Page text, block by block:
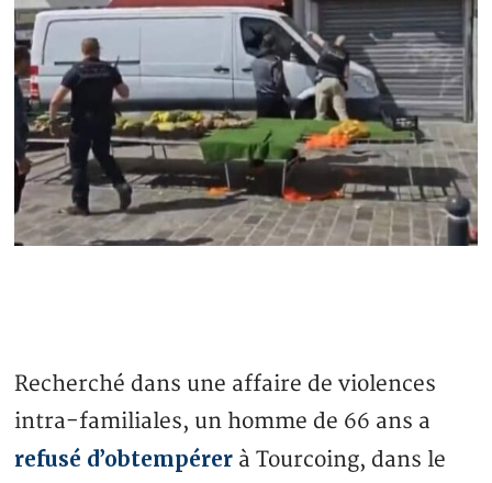
Recherché dans une affaire de violences
intra-familiales, un homme de 66 ans a
refusé d’obtempérer à Tourcoing, dans le